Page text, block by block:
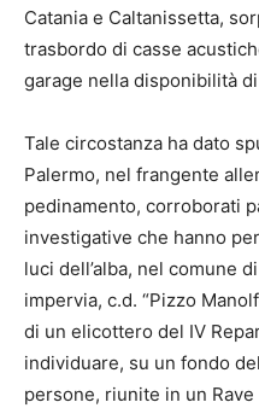
Catania e Caltanissetta,
trasbordo di casse
garage nella disponibilità
Tale circostanza ha dato
Palermo, nel frangente
pedinamento, corroborati
investigative che hanno
luci dell’alba, nel comune
impervia, c.d. “Pizzo
di un elicottero del IV
individuare, su un fondo
persone, riunite in un